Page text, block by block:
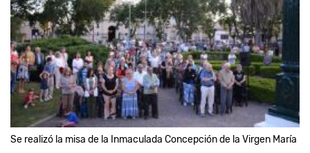
Se realizó la misa de la Inmaculada Concepción de la Virgen María